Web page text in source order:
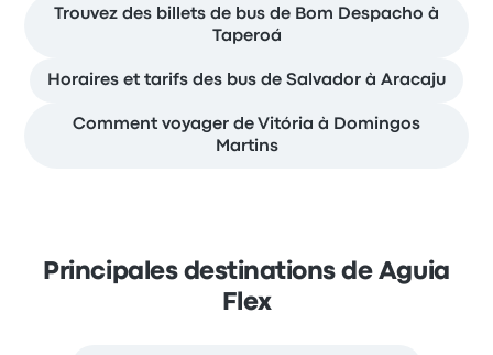
Trouvez des billets de bus de Bom Despacho à
Taperoá
Horaires et tarifs des bus de Salvador à Aracaju
Comment voyager de Vitória à Domingos
Martins
Principales destinations de Aguia
Flex